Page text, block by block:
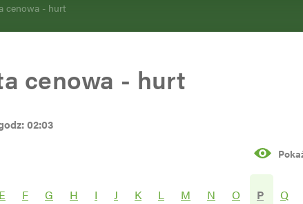
cenowa - hurt
cenowa - hurt
02:03
E F G H I J K L M N O P Q